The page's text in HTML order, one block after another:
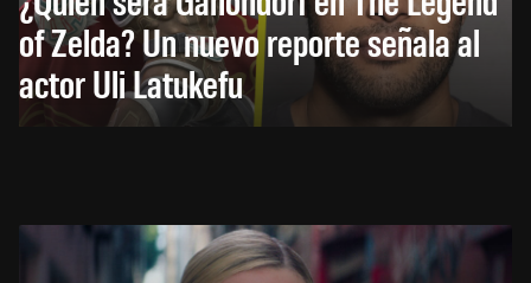
of Zelda? Un nuevo reporte señala al
actor Uli Latukefu